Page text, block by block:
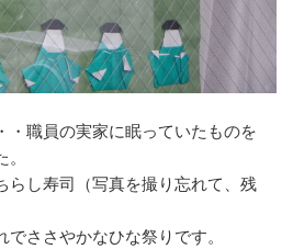
・職員の実家に眠っていたものを
らし寿司（写真を撮り忘れて、残
ささやかなひな祭りです。